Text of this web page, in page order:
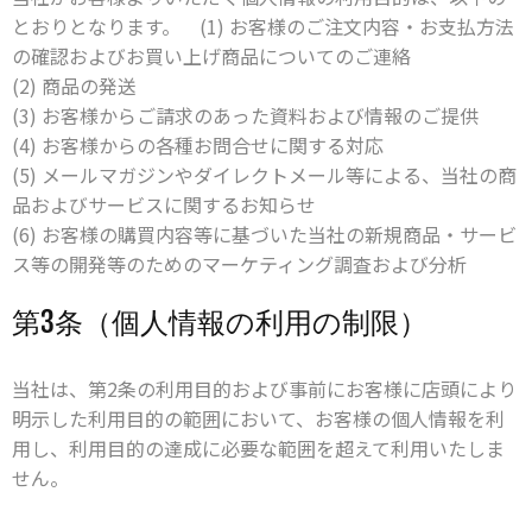
とおりとなります。 (1) お客様のご注文内容・お支払方法
の確認およびお買い上げ商品についてのご連絡
(2) 商品の発送
(3) お客様からご請求のあった資料および情報のご提供
(4) お客様からの各種お問合せに関する対応
(5) メールマガジンやダイレクトメール等による、当社の商
品およびサービスに関するお知らせ
(6) お客様の購買内容等に基づいた当社の新規商品・サービ
ス等の開発等のためのマーケティング調査および分析
第3条（個人情報の利用の制限）
当社は、第2条の利用目的および事前にお客様に店頭により
明示した利用目的の範囲において、お客様の個人情報を利
用し、利用目的の達成に必要な範囲を超えて利用いたしま
せん。